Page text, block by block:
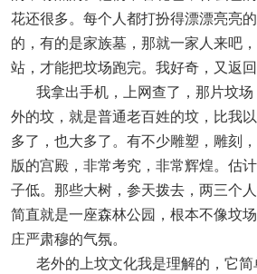
花还很多。每个人都打扮得漂漂亮亮
的，有的是家族墓，那就一家人来吧
站，才能把坟场跑完。我好奇，又返回
我拿出手机，上网查了，那片坟场
外的坟，就是普通老百姓的坟，比我
多了，也大多了。有不少雕塑，雕刻
版的宫殿，非常考究，非常辉煌。估
子低。那些大树，参天拨去，两三个
简直就是一座森林公园，根本不像坟
庄严肃穆的气氛。
老外的上坟文化我是理解的，它简